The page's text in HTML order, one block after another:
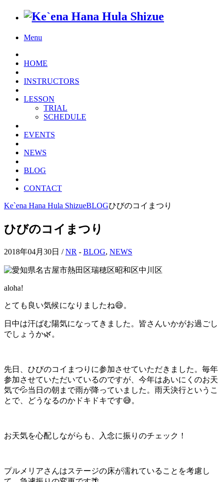
Menu
HOME
INSTRUCTORS
LESSON
TRIAL
SCHEDULE
EVENTS
NEWS
BLOG
CONTACT
Ke`ena Hana Hula ShizueBLOGひびのコイまつり
ひびのコイまつり
2018年04月30日 /NR - BLOG, NEWS
aloha!
とても良い気候になりましたね😄。
日中は汗ばむ陽気になってきました。皆さんいかがお過ごし
でしょうか🌿。
先日、ひびのコイまつりに参加させていただきました。毎年
参加させていただいているのですが、今年はあいにくのお天
気で💦当日の朝まで雨が降っていました。雨天決行というこ
とで、どうなるのかドキドキです😅。
お天気を心配しながらも、入念に振りのチェック！
プルメリアさんはステージの床が濡れていることを考慮し